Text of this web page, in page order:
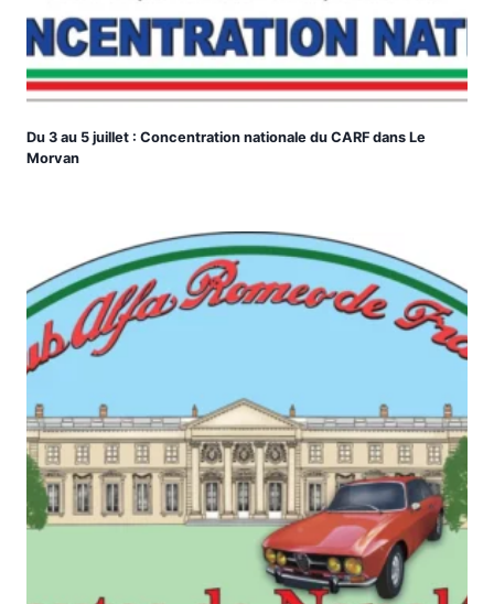
Du 3 au 5 juillet : Concentration nationale du CARF dans Le
Morvan